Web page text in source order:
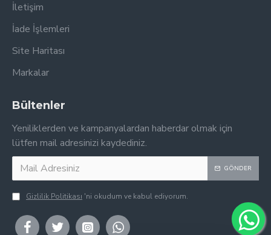
İletişim
İade İşlemleri
Site Haritası
Markalar
Bültenler
Yeniliklerden ve kampanyalardan haberdar olmak için
lütfen mail adresinizi kaydediniz.
GÖNDER
Gizlilik Politikası 'ni okudum ve kabul ediyorum.